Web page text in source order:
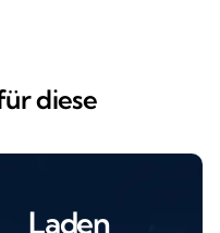
diese
Laden